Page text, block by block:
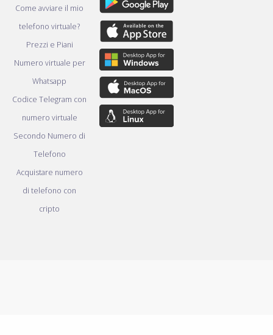
Come avviare il mio
telefono virtuale?
Prezzi e Piani
Numero virtuale per
Whatsapp
Codice Telegram con
numero virtuale
Secondo Numero di
Telefono
Acquistare numero
di telefono con
cripto